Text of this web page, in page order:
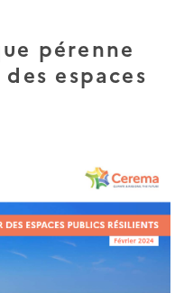
pérenne
espaces